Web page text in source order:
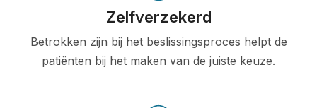
Zelfverzekerd
Betrokken zijn bij het beslissingsproces helpt de
patiënten bij het maken van de juiste keuze.